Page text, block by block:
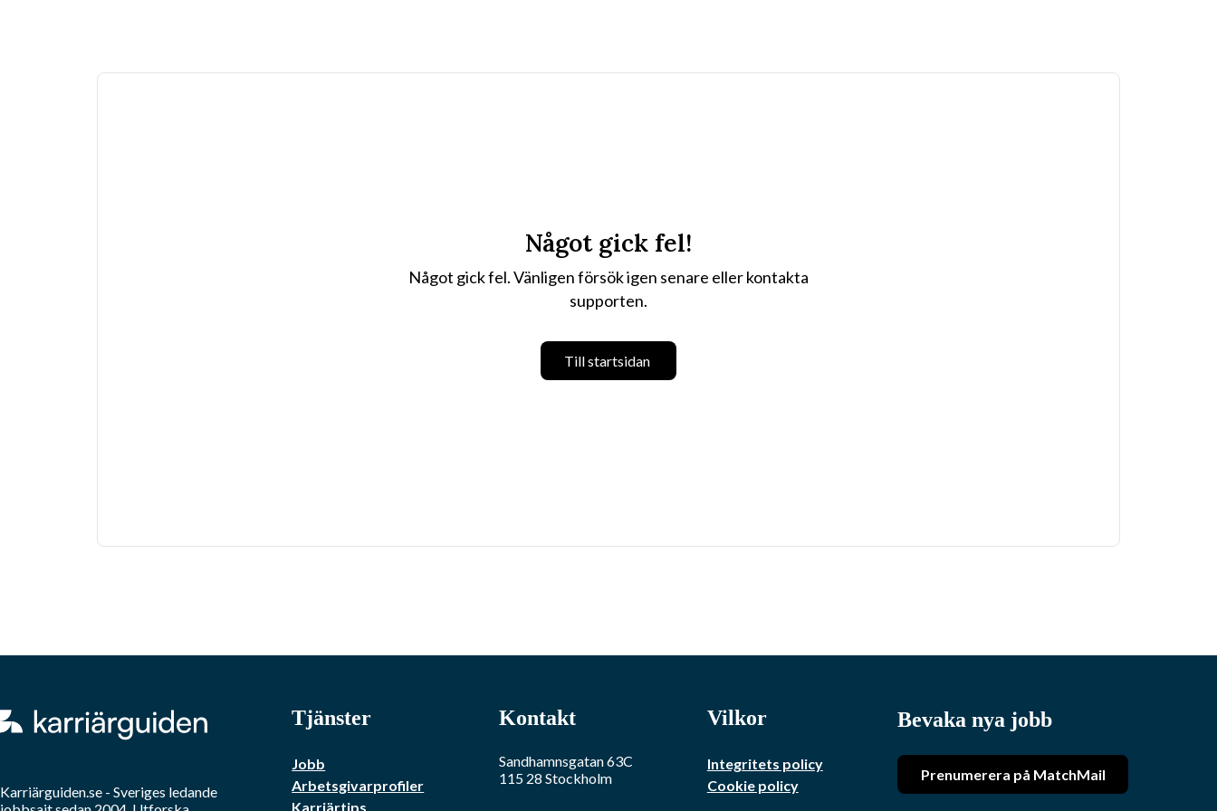
Något gick fel!
Något gick fel. Vänligen försök igen senare eller kontakta
supporten.
Till startsidan
Karriärguiden.se - Sveriges ledande
Tjänster
Jobb
Arbetsgivarprofiler
Karriärtips
Kontakt
Sandhamnsgatan 63C
115 28 Stockholm
Vilkor
Integritets policy
Cookie policy
Bevaka nya jobb
Prenumerera på MatchMail